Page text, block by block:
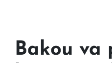
Bakou va